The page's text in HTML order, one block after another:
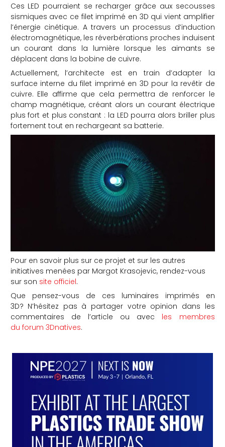
Ces LED pourraient se recharger grâce aux secousses
sismiques avec ce filet imprimé en 3D qui vient amplifier
l’énergie cinétique. A travers un processus d’induction
électromagnétique, les réverbérations proches induisent
un courant dans la lumière lorsque les aimants se
déplacent dans la bobine de cuivre.
Actuellement, l’architecte est en train d’adapter la
surface interne du filet imprimé en 3D pour la revêtir de
cuivre. Elle affirme que cela permettra de renforcer le
champ magnétique, créant alors un courant électrique
plus fort et plus constant : la LED pourra alors briller plus
fortement tout en rechargeant sa batterie.
Pour en savoir plus sur ce projet et sur les autres
initiatives menées par Margot Krasojevic, rendez-vous
sur son site officiel.
Que pensez-vous de ces luminaires imprimés en
3D? N’hésitez pas à partager votre opinion dans les
commentaires de l’article ou avec les membres
du forum 3Dnatives.